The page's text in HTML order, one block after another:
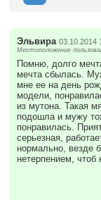
Эльвира 03.10.2014
Местоположение
Помню, долго
мечта сбылась.
мне ее на день
модели,
из мутона. Такая
подошла и мужу
понравилась.
серьезная,
нормально, везде
нетерпением, чтоб